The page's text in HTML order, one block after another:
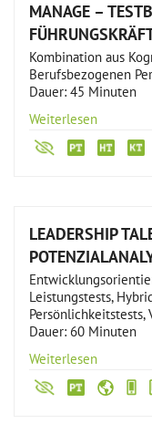
MANAGE –
Kombination aus
Berufsbezogenen
Dauer: 45 Minuten
Weiterlesen
LEADERSHIP
Leistungstests,
Persönlichkeitstests,
Dauer: 60 Minuten
Weiterlesen